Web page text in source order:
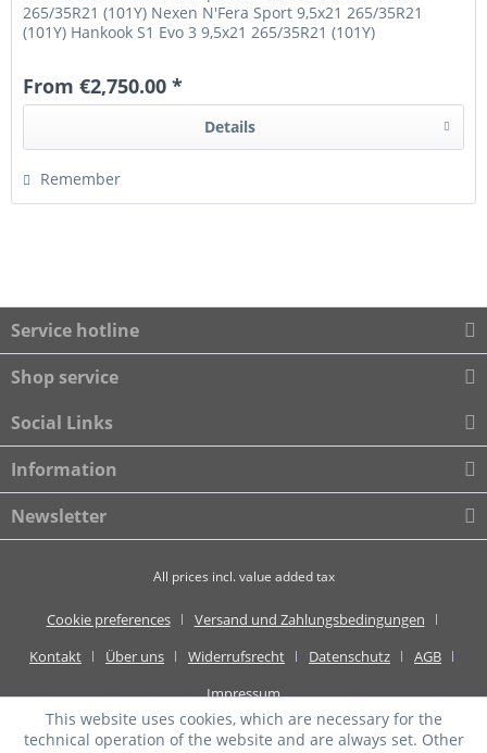
265/35R21 (101Y) Nexen N'Fera Sport 9,5x21 265/35R21
(101Y) Hankook S1 Evo 3 9,5x21 265/35R21 (101Y)
From €2,750.00 *
Details
Remember
Service hotline
Shop service
Social Links
Information
Newsletter
All prices incl. value added tax
Cookie preferences
Versand und Zahlungsbedingungen
Kontakt
Über uns Widerrufsrecht Datenschutz
AGB
Impressum
This website uses cookies, which are necessary for the
technical operation of the website and are always set. Other